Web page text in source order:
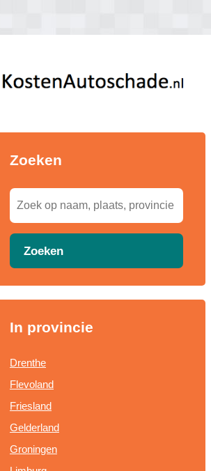
Zoeken
Zoeken
In provincie
Drenthe
Flevoland
Friesland
Gelderland
Groningen